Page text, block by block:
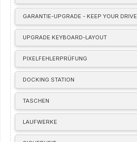
GARANTIE-UPGRADE - KEEP YOUR DRIVE
UPGRADE KEYBOARD-LAYOUT
PIXELFEHLERPRÜFUNG
DOCKING STATION
TASCHEN
LAUFWERKE